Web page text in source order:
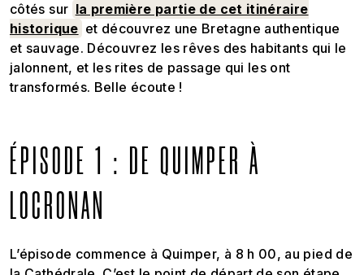
côtés sur la première partie de cet itinéraire
historique et découvrez une Bretagne authentique
et sauvage. Découvrez les rêves des habitants qui le
jalonnent, et les rites de passage qui les ont
transformés. Belle écoute !
ÉPISODE 1 : DE QUIMPER À
LOCRONAN
L’épisode commence à Quimper, à 8 h 00, au pied de